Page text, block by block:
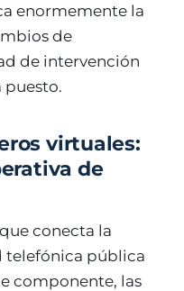
enormemente la
de
de intervención
puesto.
virtuales:
de
conecta la
telefónica pública
componente, las